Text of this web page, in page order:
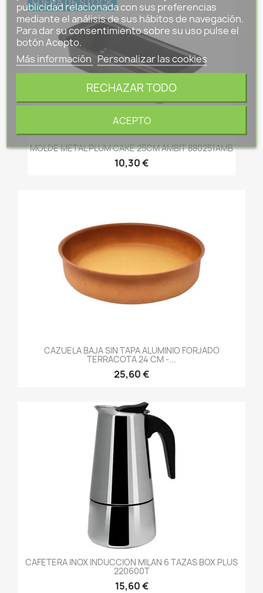
MOLDE METAL PLUM CAKE 25CM AMBIT 880251AMB
10,30 €
CAZUELA BAJA SIN TAPA ALUMINIO FORJADO
TERRACOTA 24 CM -...
25,60 €
CAFETERA INOX INDUCCION MILAN 6 TAZAS BOX PLUS
220600T
15,60 €
publicidad relacionada con sus preferencias
mediante el análisis de sus hábitos de navegación.
Para dar su consentimiento sobre su uso pulse el
botón Acepto.
Más información Personalizar las cookies
RECHAZAR TODO
ACEPTO